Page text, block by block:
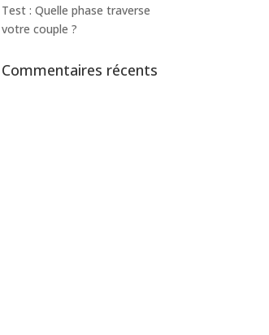
Test : Quelle phase traverse
votre couple ?
Commentaires récents